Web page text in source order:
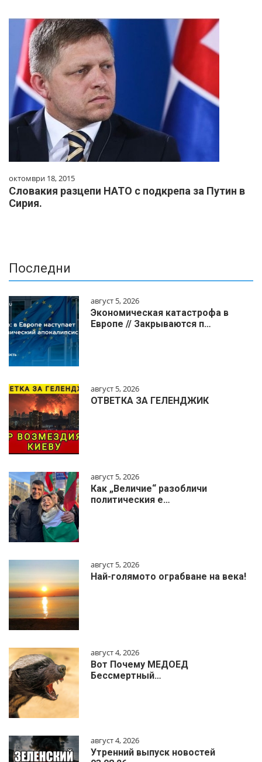
октомври 18, 2015
Словакия разцепи НАТО с подкрепа за Путин в
Сирия.
Последни
август 5, 2026
Экономическая катастрофа в
Европе // Закрываются п…
август 5, 2026
ОТВЕТКА ЗА ГЕЛЕНДЖИК
август 5, 2026
Как „Величие“ разобличи
политическия е…
август 5, 2026
Най-голямото ограбване на века!
август 4, 2026
Вот Почему МЕДОЕД
Бессмертный…
август 4, 2026
Утренний выпуск новостей